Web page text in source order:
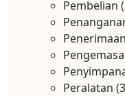
Pembelian
Penerimaan
Peralatan